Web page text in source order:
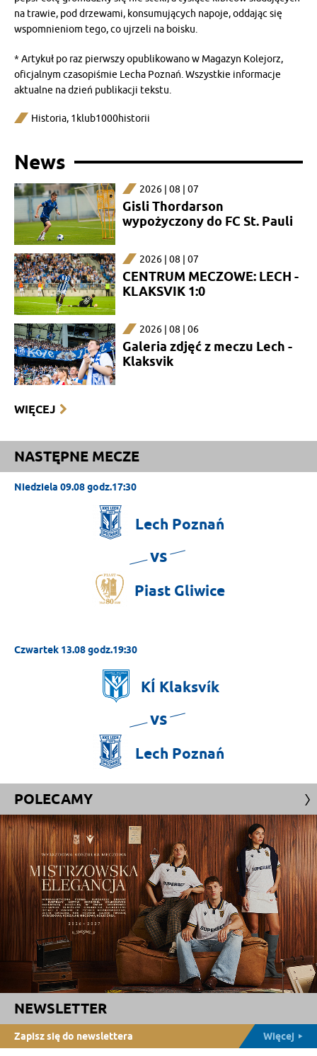
na trawie, pod drzewami, konsumujących napoje, oddając się
wspomnieniom tego, co ujrzeli na boisku.
* Artykuł po raz pierwszy opublikowano w Magazyn Kolejorz,
oficjalnym czasopiśmie Lecha Poznań. Wszystkie informacje
aktualne na dzień publikacji tekstu.
Historia, 1klub1000historii
News
2026 | 08 | 07
Gisli Thordarson
wypożyczony do FC St. Pauli
2026 | 08 | 07
CENTRUM MECZOWE: LECH -
KLAKSVIK 1:0
2026 | 08 | 06
Galeria zdjęć z meczu Lech -
Klaksvik
WIĘCEJ
NASTĘPNE MECZE
Niedziela 09.08 godz.17:30
Lech Poznań
vs
Piast Gliwice
Czwartek 13.08 godz.19:30
KÍ Klaksvík
vs
Lech Poznań
POLECAMY
NEWSLETTER
Zapisz się do newslettera Więcej